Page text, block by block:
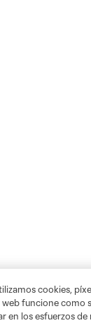
cookies,
funcione
en los esfuerzos